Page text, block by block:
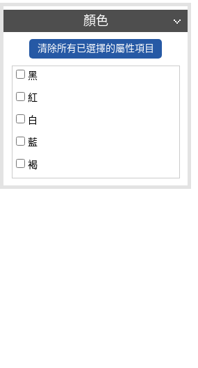
顏色
清除所有已選擇的屬性項目
黑
紅
白
藍
褐
棕